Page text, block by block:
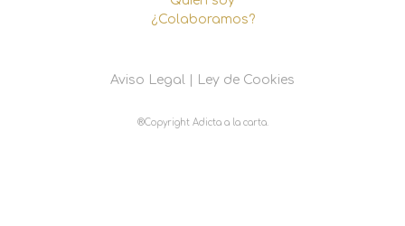
¿Colaboramos?
Aviso Legal Ley de Cookies
®Copyright Adicta a la carta.